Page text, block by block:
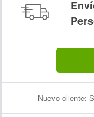
Nuevo cliente: